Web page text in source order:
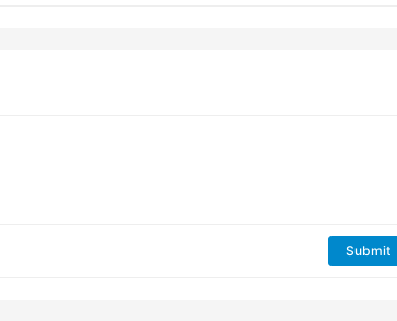
Submit